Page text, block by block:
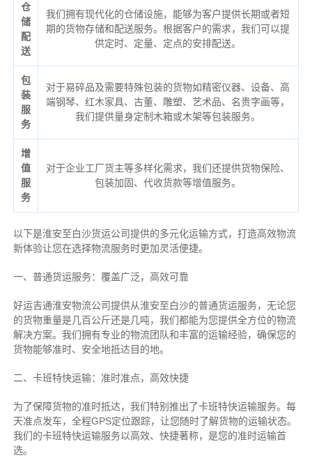
仓
储
配
送
我们拥有现代化的仓储设施，能够为客户提供长期或者短
期的货物存储和配送服务。根据客户的需求，我们可以提
供定时、定量、定点的安排配送。
包
装
服
务
对于易碎品及需要特殊包装的货物如精密仪器、设备、高
端钢琴、红木家具、古董、雕塑、艺术品、名贵字画等，
我们提供量身定制木箱或木架等包装服务。
增
值
服
务
对于企业工厂货主等多样化需求，我们还提供货物保险、
包装加固、代收货款等增值服务。
以下是淮安至白沙货运公司提供的多元化运输方式，打造高效物流
新体验让您在选择物流服务时更加灵活便捷。
一、普通货运服务：覆盖广泛，高效可靠
好运吉通淮安物流公司提供从淮安至白沙的普通货运服务，无论您
的货物重量是几百公斤还是几吨，我们都能为您提供全方位的物流
解决方案。我们拥有专业的物流团队和丰富的运输经验，确保您的
货物能够准时、安全地抵达目的地。
二、卡班特快运输：准时准点，高效快捷
为了保障货物的准时抵达，我们特别推出了卡班特快运输服务。每
天准点发车，全程GPS定位跟踪，让您随时了解货物的运输状态。
我们的卡班特快运输服务以高效、快捷著称，是您的准时运输首
选。